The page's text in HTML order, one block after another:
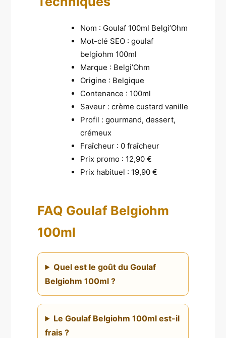
Nom : Goulaf 100ml Belgi’Ohm
Mot-clé SEO : goulaf
belgiohm 100ml
Marque : Belgi’Ohm
Origine : Belgique
Contenance : 100ml
Saveur : crème custard vanille
Profil : gourmand, dessert,
crémeux
Fraîcheur : 0 fraîcheur
Prix promo : 12,90 €
Prix habituel : 19,90 €
FAQ Goulaf Belgiohm
100ml
Quel est le goût du Goulaf
Belgiohm 100ml ?
Le Goulaf Belgiohm 100ml est-il
frais ?